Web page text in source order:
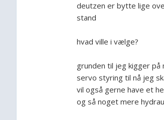
deutzen er bytte lige
stand
hvad ville i vælge?
grunden til jeg kigger
servo styring til nå jeg
vil også gerne have et
og så noget mere